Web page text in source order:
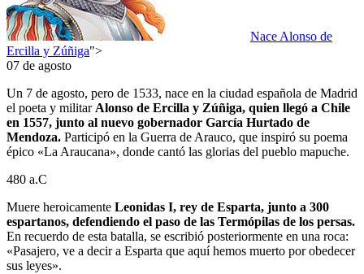
Nace Alonso de
Ercilla y Zúñiga">
07 de agosto
Un 7 de agosto, pero de 1533, nace en la ciudad española de Madrid
el poeta y militar Alonso de Ercilla y Zúñiga, quien llegó a Chile
en 1557, junto al nuevo gobernador García Hurtado de
Mendoza. Participó en la Guerra de Arauco, que inspiró su poema
épico «La Araucana», donde cantó las glorias del pueblo mapuche.
480 a.C
Muere heroicamente Leonidas I, rey de Esparta, junto a 300
espartanos, defendiendo el paso de las Termópilas de los persas.
En recuerdo de esta batalla, se escribió posteriormente en una roca:
«Pasajero, ve a decir a Esparta que aquí hemos muerto por obedecer
sus leyes».